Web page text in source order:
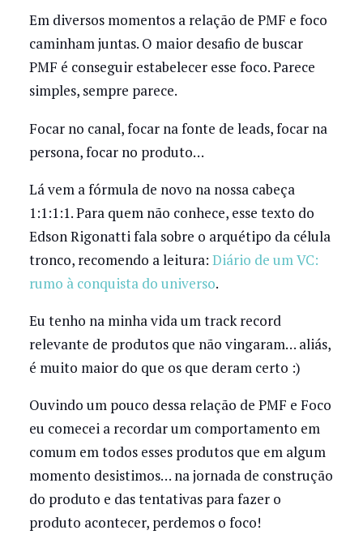
Em diversos momentos a relação de PMF e foco
caminham juntas. O maior desafio de buscar
PMF é conseguir estabelecer esse foco. Parece
simples, sempre parece.
Focar no canal, focar na fonte de leads, focar na
persona, focar no produto…
Lá vem a fórmula de novo na nossa cabeça
1:1:1:1. Para quem não conhece, esse texto do
Edson Rigonatti fala sobre o arquétipo da célula
tronco, recomendo a leitura: Diário de um VC:
rumo à conquista do universo.
Eu tenho na minha vida um track record
relevante de produtos que não vingaram… aliás,
é muito maior do que os que deram certo :)
Ouvindo um pouco dessa relação de PMF e Foco
eu comecei a recordar um comportamento em
comum em todos esses produtos que em algum
momento desistimos… na jornada de construção
do produto e das tentativas para fazer o
produto acontecer, perdemos o foco!